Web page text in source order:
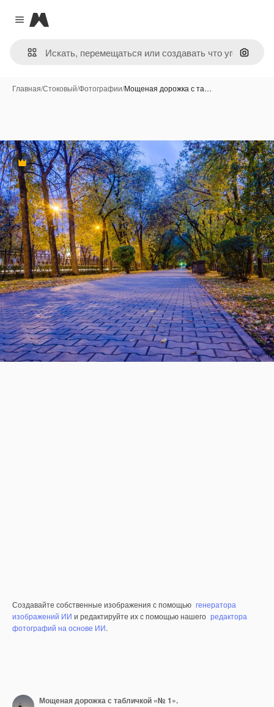
Close menu
Magnific
Поиск
Главная/Стоковый/Фотографии/Мощеная дорожка с та…
Премиум
Создавайте собственные изображения с помощью генератора
изображений ИИ и редактируйте их с помощью нашего редактора
фотографий на основе ИИ.
Мощеная дорожка с табличкой «№ 1».